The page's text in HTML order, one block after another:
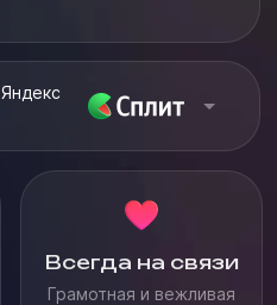
Яндекс
Всегда на связи
Грамотная и вежливая